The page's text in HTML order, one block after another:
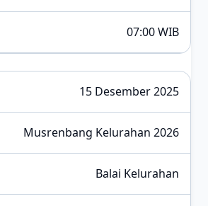
07:00 WIB
15 Desember 2025
Musrenbang Kelurahan 2026
Balai Kelurahan